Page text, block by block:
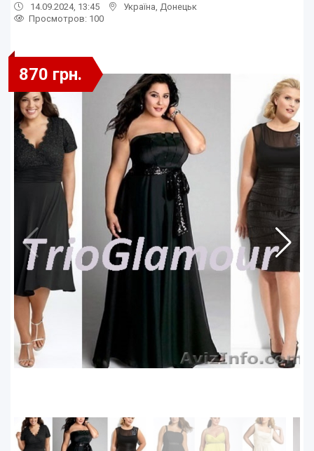
14.09.2024, 13:45 Україна Донецьк
Просмотров: 100
870 грн.